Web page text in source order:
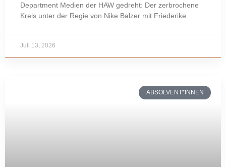
Department Medien der HAW gedreht: Der zerbrochene
Kreis unter der Regie von Nike Balzer mit Friederike
Juli 13, 2026
ABSOLVENT*INNEN